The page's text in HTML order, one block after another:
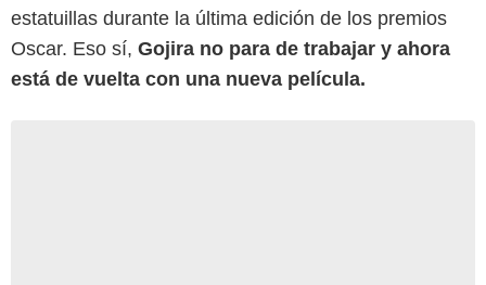
estatuillas durante la última edición de los premios
Oscar. Eso sí, Gojira no para de trabajar y ahora
está de vuelta con una nueva película.